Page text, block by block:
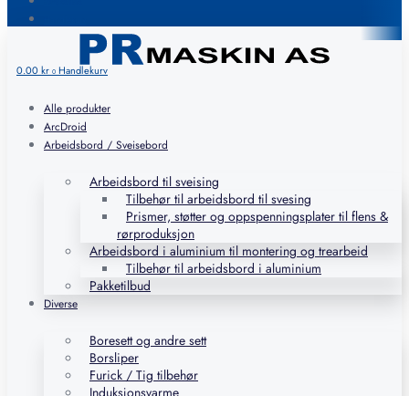
0.00kr 0 Handlekurv
Alle produkter
ArcDroid
Arbeidsbord / Sveisebord
Arbeidsbord til sveising
Tilbehør til arbeidsbord til svesing
Prismer, støtter og oppspenningsplater til flens &
rørproduksjon
Arbeidsbord i aluminium til montering og trearbeid
Tilbehør til arbeidsbord i aluminium
Pakketilbud
Diverse
Boresett og andre sett
Borsliper
Furick / Tig tilbehør
Induksjonsvarme